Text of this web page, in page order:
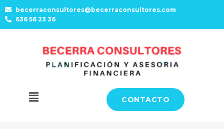
becerraconsultores@becerraconsultores.com
636 56 23 36
CONTACTO